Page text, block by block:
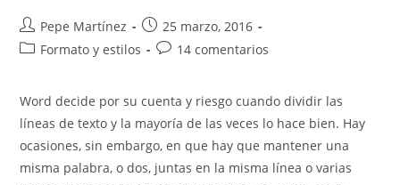
Autor
de
Pepe Martínez
Publicación
de
25 marzo, 2016
Categoría
entrada:
Formato y estilos
Comentarios
entrada:
14 comentarios
Word decide por su cuenta y riesgo cuando dividir las
líneas de texto y la mayoría de las veces lo hace bien. Hay
ocasiones, sin embargo, en que hay que mantener una
misma palabra, o dos, juntas en la misma línea o varias